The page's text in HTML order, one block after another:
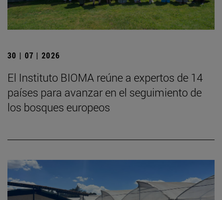
30 | 07 | 2026
El Instituto BIOMA reúne a expertos de 14
países para avanzar en el seguimiento de
los bosques europeos